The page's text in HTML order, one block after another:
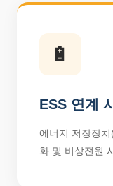
🔋
ESS 연계
에너지 저장장
화 및 비상전원